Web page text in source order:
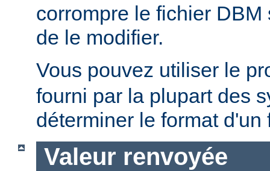
corrompre le fichier
de le modifier.
Vous pouvez utiliser le
fourni par la plupart des
déterminer le format d'un
Valeur renvoyée